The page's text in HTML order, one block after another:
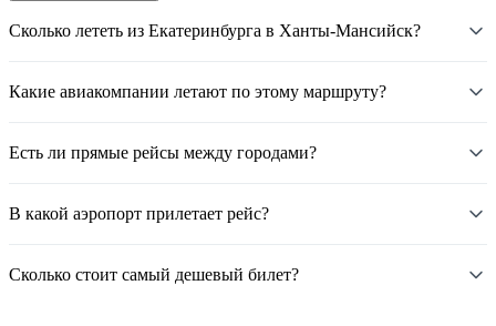
Сколько лететь из Екатеринбурга в Ханты-Мансийск?
Какие авиакомпании летают по этому маршруту?
Есть ли прямые рейсы между городами?
В какой аэропорт прилетает рейс?
Сколько стоит самый дешевый билет?